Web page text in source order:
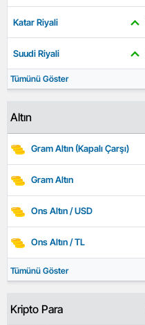
Katar Riyali
Suudi Riyali
Tümünü Göster
Altın
Gram Altın (Kapalı Çarşı)
Gram Altın
Ons Altın / USD
Ons Altın / TL
Tümünü Göster
Kripto Para